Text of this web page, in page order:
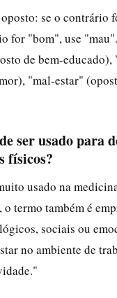
se o contrário
for "bom", use
de bem-educado),
"mal-estar"
ser usado para
físicos?
usado na
termo também é
sociais ou
no ambiente de